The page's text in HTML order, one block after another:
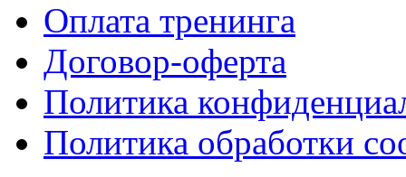
Оплата тренинга
Договор-оферта
Политика
Политика обработки